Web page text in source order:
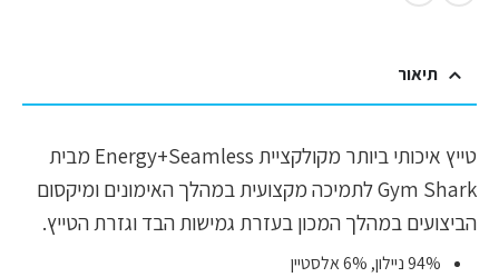
תיאור
טייץ איכותי ביותר מקולקציית Energy+Seamless מבית
Gym Shark לתמיכה מקצועית במהלך האימונים ומיקסום
הביצועים במהלך המכון בעזרת גמישות הבד וגזרת הטייץ.
94% ניילון, 6% אלסטיין